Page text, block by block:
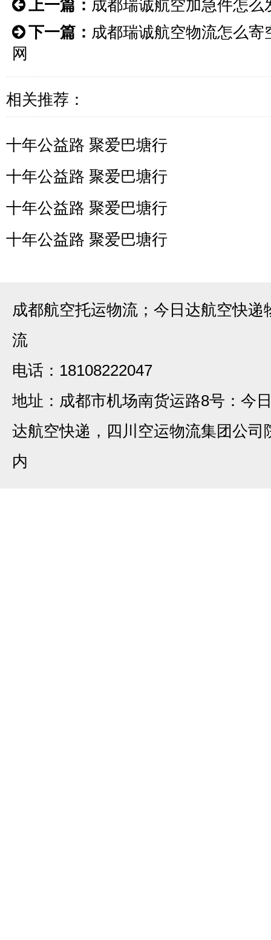
上一篇： 成都瑞诚航空加急件怎
下一篇： 成都瑞诚航空物流怎么
网
相关推荐：
十年公益路 聚爱巴塘行
十年公益路 聚爱巴塘行
十年公益路 聚爱巴塘行
十年公益路 聚爱巴塘行
成都航空托运物流；今日达航空快递
流
电话：18108222047
地址：成都市机场南货运路8号：今
达航空快递，四川空运物流集团公司
内